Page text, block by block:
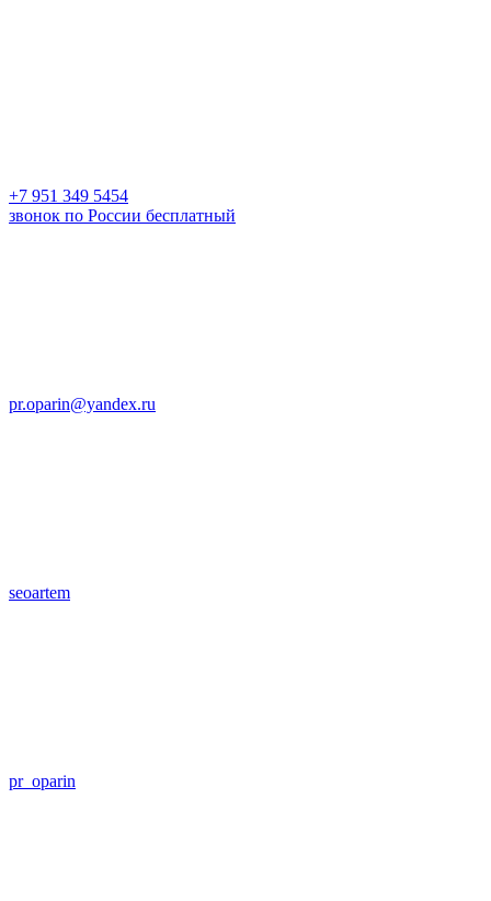
+7 951 349 5454
звонок по России бесплатный
pr.oparin@yandex.ru
seoartem
pr_oparin